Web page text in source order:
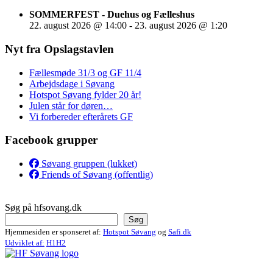
SOMMERFEST - Duehus og Fælleshus
22. august 2026 @ 14:00 - 23. august 2026 @ 1:20
Nyt fra Opslagstavlen
Fællesmøde 31/3 og GF 11/4
Arbejdsdage i Søvang
Hotspot Søvang fylder 20 år!
Julen står for døren…
Vi forbereder efterårets GF
Facebook grupper
Søvang gruppen (lukket)
Friends of Søvang (offentlig)
Søg på hfsovang.dk
Søg
Hjemmesiden er sponseret af: Hotspot Søvang og Safi.dk
Udviklet af: H1H2